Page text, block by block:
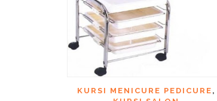
ADD TO WISHLIST QUICK VIEW
KURSI MENICURE PEDICURE ,